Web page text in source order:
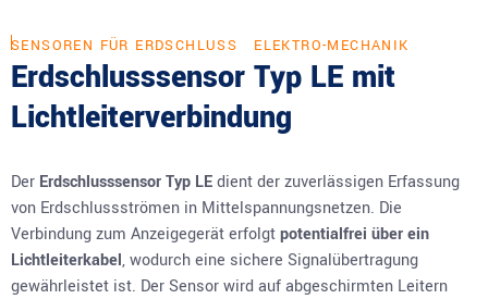
SENSOREN FÜR ERDSCHLUSS ELEKTRO-MECHANIK
Erdschlusssensor Typ LE mit
Lichtleiterverbindung
Der Erdschlusssensor Typ LEdient der zuverlässigen Erfassung
von Erdschlussströmen in Mittelspannungsnetzen. Die
Verbindung zum Anzeigegerät erfolgtpotentialfrei über ein
Lichtleiterkabel, wodurch eine sichere Signalübertragung
gewährleistet ist. Der Sensor wird auf abgeschirmten Leitern